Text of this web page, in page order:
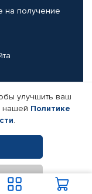
на получение
компании
защищены.
улучшить ваш
нашей Политике
.